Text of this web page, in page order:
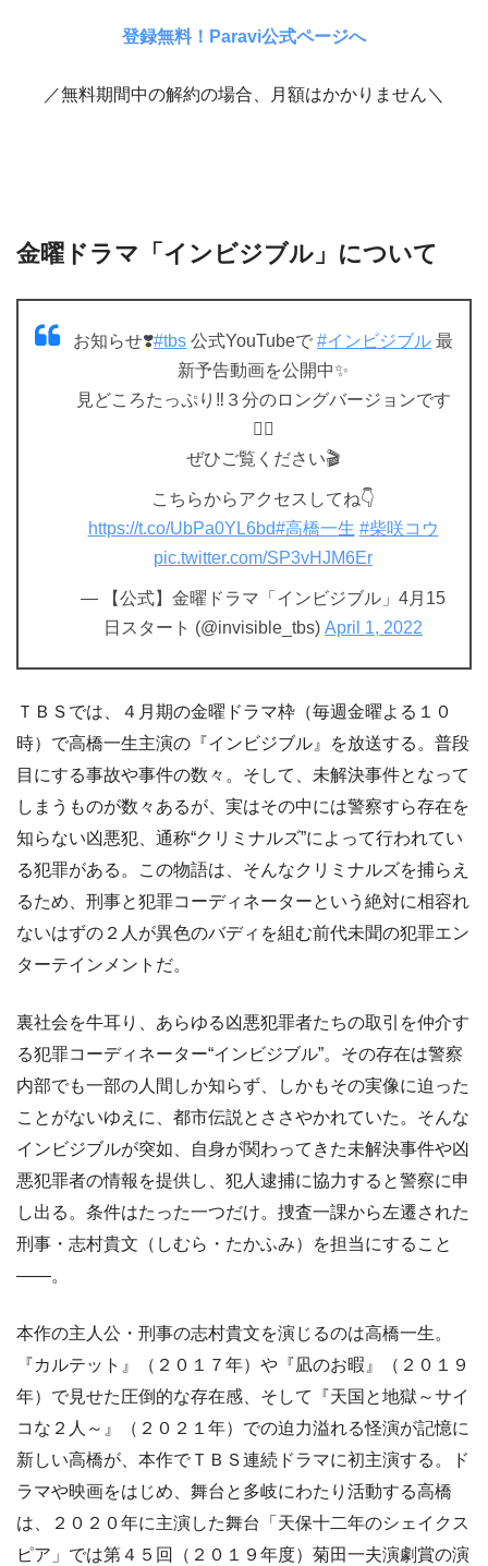
登録無料！Paravi公式ページへ
／無料期間中の解約の場合、月額はかかりません＼
金曜ドラマ「インビジブル」について
お知らせ❣️#tbs 公式YouTubeで #インビジブル 最
新予告動画を公開中✨
見どころたっぷり‼３分のロングバージョンです
💁‍♀️
ぜひご覧ください🎬
こちらからアクセスしてね👇
https://t.co/UbPa0YL6bd#高橋一生 #柴咲コウ
pic.twitter.com/SP3vHJM6Er
— 【公式】金曜ドラマ「インビジブル」4月15
日スタート (@invisible_tbs) April 1, 2022
ＴＢＳでは、４月期の金曜ドラマ枠（毎週金曜よる１０
時）で高橋一生主演の『インビジブル』を放送する。普段
目にする事故や事件の数々。そして、未解決事件となって
しまうものが数々あるが、実はその中には警察すら存在を
知らない凶悪犯、通称“クリミナルズ”によって行われてい
る犯罪がある。この物語は、そんなクリミナルズを捕らえ
るため、刑事と犯罪コーディネーターという絶対に相容れ
ないはずの２人が異色のバディを組む前代未聞の犯罪エン
ターテインメントだ。
裏社会を牛耳り、あらゆる凶悪犯罪者たちの取引を仲介す
る犯罪コーディネーター“インビジブル”。その存在は警察
内部でも一部の人間しか知らず、しかもその実像に迫った
ことがないゆえに、都市伝説とささやかれていた。そんな
インビジブルが突如、自身が関わってきた未解決事件や凶
悪犯罪者の情報を提供し、犯人逮捕に協力すると警察に申
し出る。条件はたった一つだけ。捜査一課から左遷された
刑事・志村貴文（しむら・たかふみ）を担当にすること
――。
本作の主人公・刑事の志村貴文を演じるのは高橋一生。
『カルテット』（２０１７年）や『凪のお暇』（２０１９
年）で見せた圧倒的な存在感、そして『天国と地獄～サイ
コな２人～』（２０２１年）での迫力溢れる怪演が記憶に
新しい高橋が、本作でＴＢＳ連続ドラマに初主演する。ド
ラマや映画をはじめ、舞台と多岐にわたり活動する高橋
は、２０２０年に主演した舞台「天保十二年のシェイクス
ピア」では第４５回（２０１９年度）菊田一夫演劇賞の演